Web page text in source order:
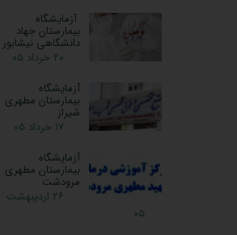
آزمایشگاه
بیمارستان جهاد
دانشگاهی نیشابور
۲۰ خرداد ۰۵
آزمایشگاه
بیمارستان مطهری
شیراز
۱۷ خرداد ۰۵
آزمایشگاه
بیمارستان مطهری
مرودشت
۲۶ اردیبهشت
۰۵